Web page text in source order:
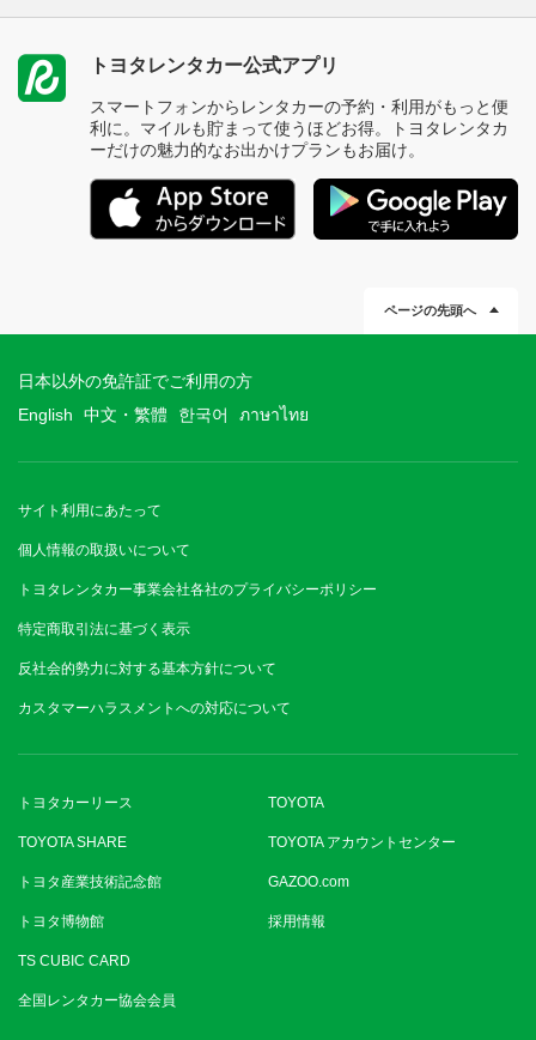
トヨタレンタカー公式アプリ
スマートフォンからレンタカーの予約・利用がもっと便
利に。マイルも貯まって使うほどお得。トヨタレンタカ
ーだけの魅力的なお出かけプランもお届け。
ページの先頭へ
日本以外の免許証でご利用の方
English
中文・繁體 한국어 ภาษาไทย
サイト利用にあたって
個人情報の取扱いについて
トヨタレンタカー事業会社各社のプライバシーポリシー
特定商取引法に基づく表示
反社会的勢力に対する基本方針について
カスタマーハラスメントへの対応について
トヨタカーリース TOYOTA
TOYOTA SHARE TOYOTA アカウントセンター
トヨタ産業技術記念館 GAZOO.com
トヨタ博物館 採用情報
TS CUBIC CARD
全国レンタカー協会会員